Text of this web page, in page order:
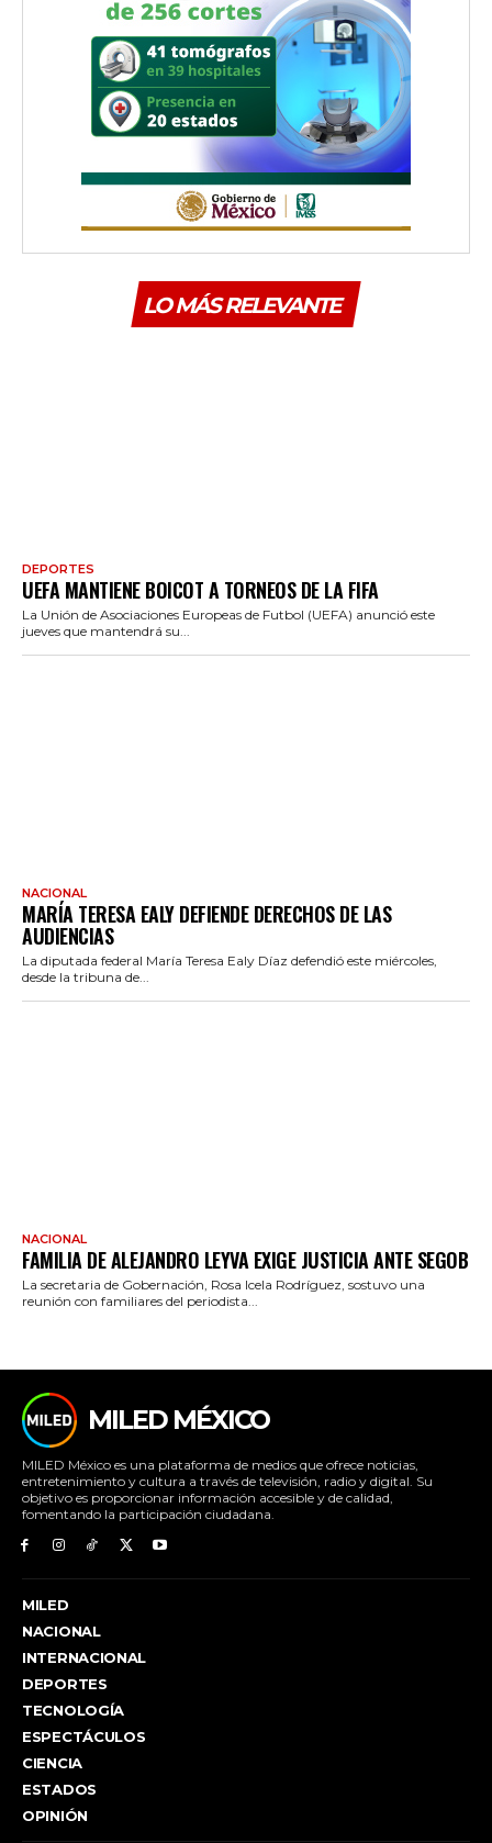
LO MÁS RELEVANTE
DEPORTES
UEFA MANTIENE BOICOT A TORNEOS DE LA FIFA
La Unión de Asociaciones Europeas de Futbol (UEFA) anunció este
jueves que mantendrá su...
NACIONAL
MARÍA TERESA EALY DEFIENDE DERECHOS DE LAS
AUDIENCIAS
La diputada federal María Teresa Ealy Díaz defendió este miércoles,
desde la tribuna de...
NACIONAL
FAMILIA DE ALEJANDRO LEYVA EXIGE JUSTICIA ANTE SEGOB
La secretaria de Gobernación, Rosa Icela Rodríguez, sostuvo una
reunión con familiares del periodista...
MILED MÉXICO
MILED México es una plataforma de medios que ofrece noticias,
entretenimiento y cultura a través de televisión, radio y digital. Su
objetivo es proporcionar información accesible y de calidad,
fomentando la participación ciudadana.
MILED
NACIONAL
INTERNACIONAL
DEPORTES
TECNOLOGÍA
ESPECTÁCULOS
CIENCIA
ESTADOS
OPINIÓN